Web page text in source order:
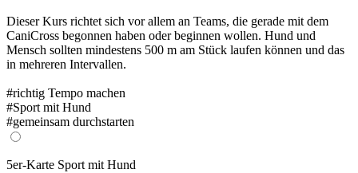
Dieser Kurs richtet sich vor allem an Teams, die gerade mit dem
CaniCross begonnen haben oder beginnen wollen. Hund und
Mensch sollten mindestens 500 m am Stück laufen können und das
in mehreren Intervallen.
#richtig Tempo machen
#Sport mit Hund
#gemeinsam durchstarten
5er-Karte Sport mit Hund